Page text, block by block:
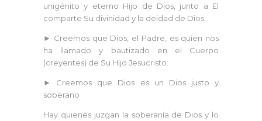
unigénito y eterno Hijo de Dios, junto a El
comparte Su divinidad y la deidad de Dios.
► Creemos que Dios, el Padre, es quien nos
ha llamado y bautizado en el Cuerpo
(creyentes) de Su Hijo Jesucristo.
► Creemos que Dios es un Dios justo y
soberano
Hay quienes juzgan la soberanía de Dios y lo